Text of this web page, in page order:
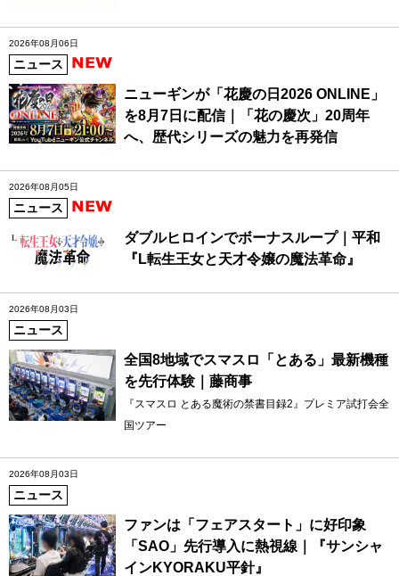
2026年08月06日
ニュース
ニューギンが「花慶の日2026 ONLINE」
を8月7日に配信｜「花の慶次」20周年
へ、歴代シリーズの魅力を再発信
2026年08月05日
ニュース
ダブルヒロインでボーナスループ｜平和
『L転生王女と天才令嬢の魔法革命』
2026年08月03日
ニュース
全国8地域でスマスロ「とある」最新機種
を先行体験｜藤商事
『スマスロ とある魔術の禁書目録2』プレミア試打会全
国ツアー
2026年08月03日
ニュース
ファンは「フェアスタート」に好印象
「SAO」先行導入に熱視線｜『サンシャ
インKYORAKU平針』